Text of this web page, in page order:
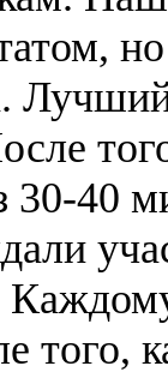
30-40
того,